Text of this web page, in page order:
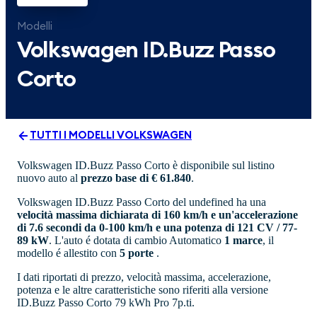
Modelli
Volkswagen
ID.Buzz Passo
Corto
TUTTI I MODELLI VOLKSWAGEN
Volkswagen ID.Buzz Passo Corto è disponibile sul listino
nuovo auto al prezzo base di € 61.840.
Volkswagen ID.Buzz Passo Corto del undefined ha una
velocità massima dichiarata di 160 km/h e un'accelerazione
di 7.6 secondi da 0-100 km/h e una potenza di 121 CV / 77-
89 kW. L'auto é dotata di cambio Automatico 1 marce, il
modello é allestito con 5 porte .
I dati riportati di prezzo, velocità massima, accelerazione,
potenza e le altre caratteristiche sono riferiti alla versione
ID.Buzz Passo Corto 79 kWh Pro 7p.ti.